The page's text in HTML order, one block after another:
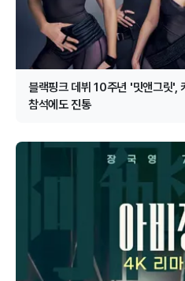
블랙핑크 데뷔 10주년 '밋앤그릿',
참석에도 진통